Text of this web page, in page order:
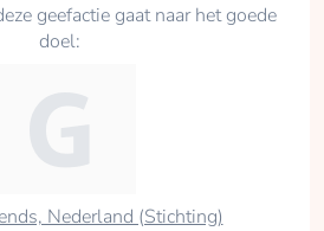
geefactie gaat naar het goede
doel:
Nederland (Stichting)